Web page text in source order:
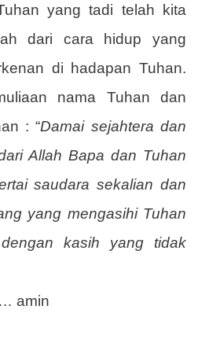
yang tadi telah kita
dari cara hidup yang
di hadapan Tuhan.
nama Tuhan dan
: “Damai sejahtera dan
Allah Bapa dan Tuhan
saudara sekalian dan
yang mengasihi Tuhan
kasih yang tidak
amin